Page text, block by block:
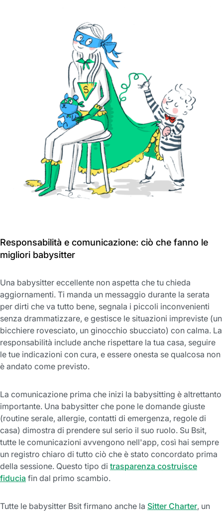
Responsabilità e comunicazione: ciò che fanno le
migliori babysitter
Una babysitter eccellente non aspetta che tu chieda
aggiornamenti. Ti manda un messaggio durante la serata
per dirti che va tutto bene, segnala i piccoli inconvenienti
senza drammatizzare, e gestisce le situazioni impreviste (un
bicchiere rovesciato, un ginocchio sbucciato) con calma. La
responsabilità include anche rispettare la tua casa, seguire
le tue indicazioni con cura, e essere onesta se qualcosa non
è andato come previsto.
La comunicazione prima che inizi la babysitting è altrettanto
importante. Una babysitter che pone le domande giuste
(routine serale, allergie, contatti di emergenza, regole di
casa) dimostra di prendere sul serio il suo ruolo. Su Bsit,
tutte le comunicazioni avvengono nell'app, così hai sempre
un registro chiaro di tutto ciò che è stato concordato prima
della sessione. Questo tipo di trasparenza costruisce
fiducia fin dal primo scambio.
Tutte le babysitter Bsit firmano anche la Sitter Charter, un